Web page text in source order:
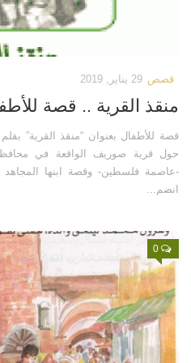
فيديوهات أخرى
العروض التقديمية
قرآن
دروس علمية
برامج إذاعية
أناشيد
متفرقات
مكتبة الالعاب
قصص
فيديو
صور
أخرى
المطبوعات
مكتبة الصور
صور المسجد الأقصى
صور مدينة القدس
صور ترميمات إسلامية
خرائط ورسوم بيانية
تصاميم
صور قديمة وأثرية
صور أخرى
مكتبة المرئيات
قصص 29 يناير, 2019
منقذ القرية .. قصة
قصة للأطفال بعنوان “منقذ القرية” بقلم
حول قرية صوريف الواقعة في
-عاصمة فلسطين- وقصة ابنها المجاهد
انضم...
0